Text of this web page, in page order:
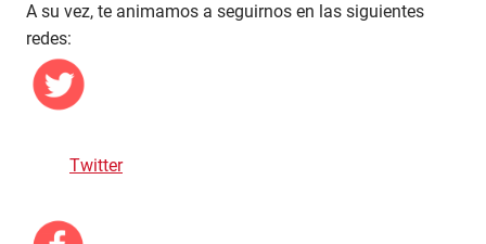
A su vez, te animamos a seguirnos en las siguientes
redes:
Twitter